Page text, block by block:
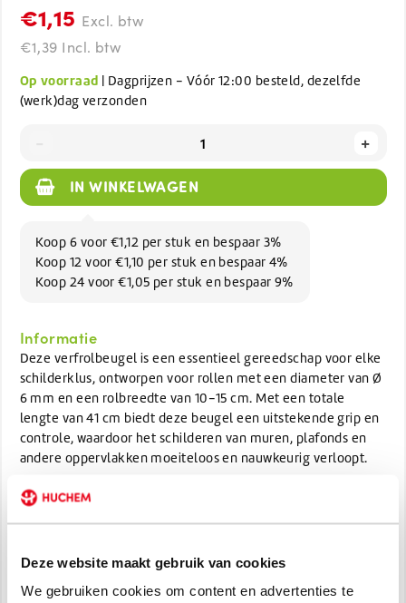
Deze website maakt gebruik van cookies
We gebruiken cookies om content en advertenties te
€1,15 Excl. btw
€1,39 Incl. btw
Op voorraad | Dagprijzen - Vóór 12:00 besteld, dezelfde
(werk)dag verzonden
+
IN WINKELWAGEN
Koop 6 voor €1,12 per stuk en bespaar 3%
Koop 12 voor €1,10 per stuk en bespaar 4%
Koop 24 voor €1,05 per stuk en bespaar 9%
Informatie
Deze verfrolbeugel is een essentieel gereedschap voor elke
schilderklus, ontworpen voor rollen met een diameter van Ø
6 mm en een rolbreedte van 10-15 cm. Met een totale
lengte van 41 cm biedt deze beugel een uitstekende grip en
controle, waardoor het schilderen van muren, plafonds en
andere oppervlakken moeiteloos en nauwkeurig verloopt.
De verfrolbeugel is uitgevoerd in een stijlvolle groene kleur,
die niet alleen modern oogt, maar ook gemakkelijk terug te
beugel comfortabel in de hand, wat vermoeidheid tijdens
langdurig gebruik vermindert.